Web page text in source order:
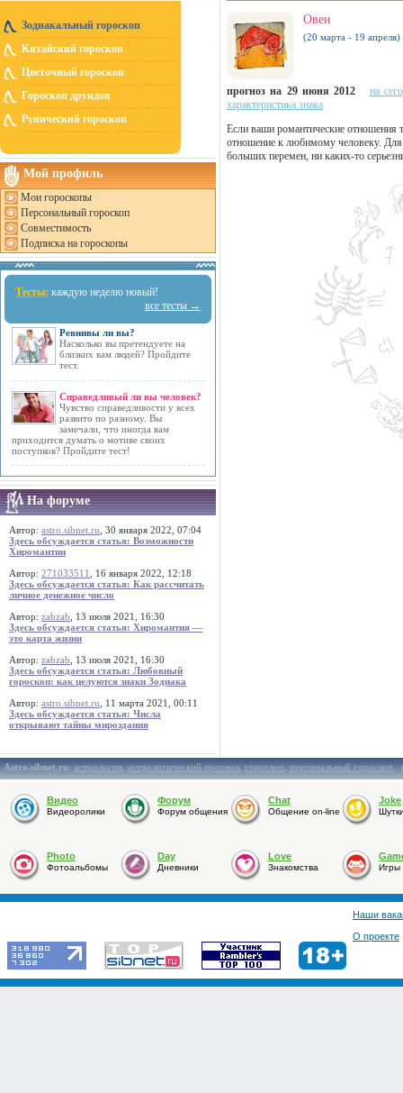
Зодиакальный гороскоп
Китайский гороскоп
Цветочный гороскоп
Гороскоп друидов
Рунический гороскоп
Мой профиль
Мои гороскопы
Персональный гороскоп
Совместимость
Подписка на гороскопы
Тесты: каждую неделю новый!
все тесты →
Ревнивы ли вы?
Насколько вы претендуете на
близких вам людей? Пройдите
тест.
Справедливый ли вы человек?
Чувство справедливости у всех
развито по разному. Вы
замечали, что иногда вам
приходится думать о мотиве своих
поступков? Пройдите тест!
На форуме
Автор: astro.sibnet.ru , 30 января 2022, 07:04
Здесь обсуждается статья: Возможности
Хиромантии
Автор: 271033511
, 16 января 2022, 12:18
Здесь обсуждается статья: Как рассчитать
личное денежное число
Автор: zabzab , 13 июля 2021, 16:30
Здесь обсуждается статья: Хиромантия —
это карта жизни
Автор: zabzab , 13 июля 2021, 16:30
Здесь обсуждается статья: Любовный
гороскоп: как целуются знаки Зодиака
Автор: astro.sibnet.ru , 11 марта 2021, 00:11
Здесь обсуждается статья: Числа
открывают тайны мироздания
Овен
(20 марта - 19 апреля)
прогноз на 29 июня 2012
на
характеристика знака
Если ваши романтические отношения
отношение к любимому человеку. Для
больших перемен, ни каких-то
Astro.sibnet.ru:астрология,астрологический прогноз,гороскоп,персональный гороскоп,
Видео
Видеоролики
Форум
Форум общения
Chat
Общение on-line
Joke
Photo
Фотоальбомы
Day
Дневники
Love
Знакомства Игры
Наши
О проекте